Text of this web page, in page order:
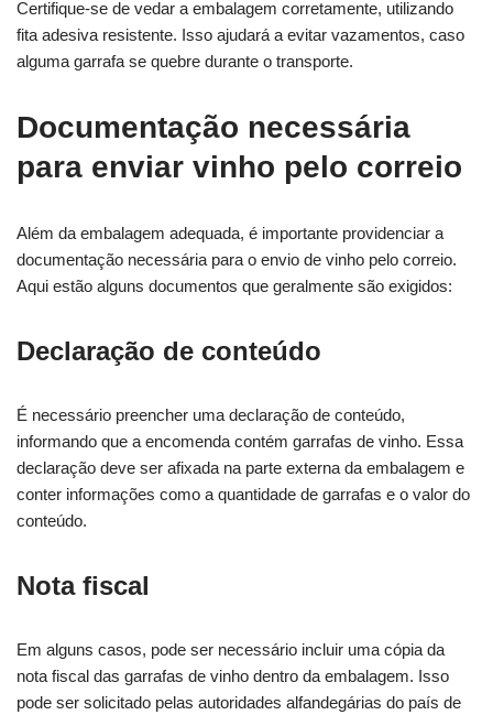
Certifique-se de vedar a embalagem corretamente, utilizando
fita adesiva resistente. Isso ajudará a evitar vazamentos, caso
alguma garrafa se quebre durante o transporte.
Documentação necessária
para enviar vinho pelo correio
Além da embalagem adequada, é importante providenciar a
documentação necessária para o envio de vinho pelo correio.
Aqui estão alguns documentos que geralmente são exigidos:
Declaração de conteúdo
É necessário preencher uma declaração de conteúdo,
informando que a encomenda contém garrafas de vinho. Essa
declaração deve ser afixada na parte externa da embalagem e
conter informações como a quantidade de garrafas e o valor do
conteúdo.
Nota fiscal
Em alguns casos, pode ser necessário incluir uma cópia da
nota fiscal das garrafas de vinho dentro da embalagem. Isso
pode ser solicitado pelas autoridades alfandegárias do país de